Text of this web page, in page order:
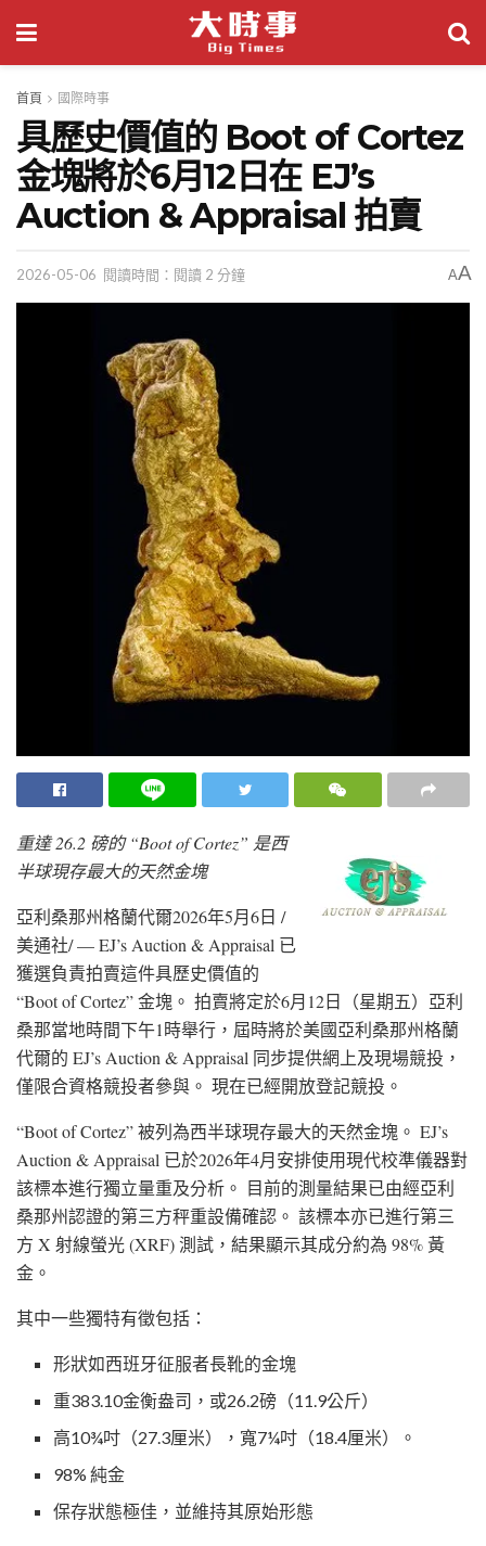
首頁 國際時事
具歷史價值的 Boot of Cortez
金塊將於6月12日在 EJ’s
Auction & Appraisal 拍賣
2026-05-06 閱讀時間：閱讀 2 分鐘 AA
重達 26.2 磅的 “Boot of Cortez” 是西
半球現存最大的天然金塊
亞利桑那州格蘭代爾2026年5月6日 /
美通社/ — EJ’s Auction & Appraisal 已
獲選負責拍賣這件具歷史價值的
“Boot of Cortez” 金塊。 拍賣將定於6月12日（星期五）亞利
桑那當地時間下午1時舉行，屆時將於美國亞利桑那州格蘭
代爾的 EJ’s Auction & Appraisal 同步提供網上及現場競投，
僅限合資格競投者參與。 現在已經開放登記競投。
“Boot of Cortez” 被列為西半球現存最大的天然金塊。 EJ’s
Auction & Appraisal 已於2026年4月安排使用現代校準儀器對
該標本進行獨立量重及分析。 目前的測量結果已由經亞利
桑那州認證的第三方秤重設備確認。 該標本亦已進行第三
方 X 射線螢光 (XRF) 測試，結果顯示其成分約為 98% 黃
金。
其中一些獨特有徵包括：
形狀如西班牙征服者長靴的金塊
重383.10金衡盎司，或26.2磅（11.9公斤）
高10¾吋（27.3厘米），寬7¼吋（18.4厘米）。
98% 純金
保存狀態極佳，並維持其原始形態